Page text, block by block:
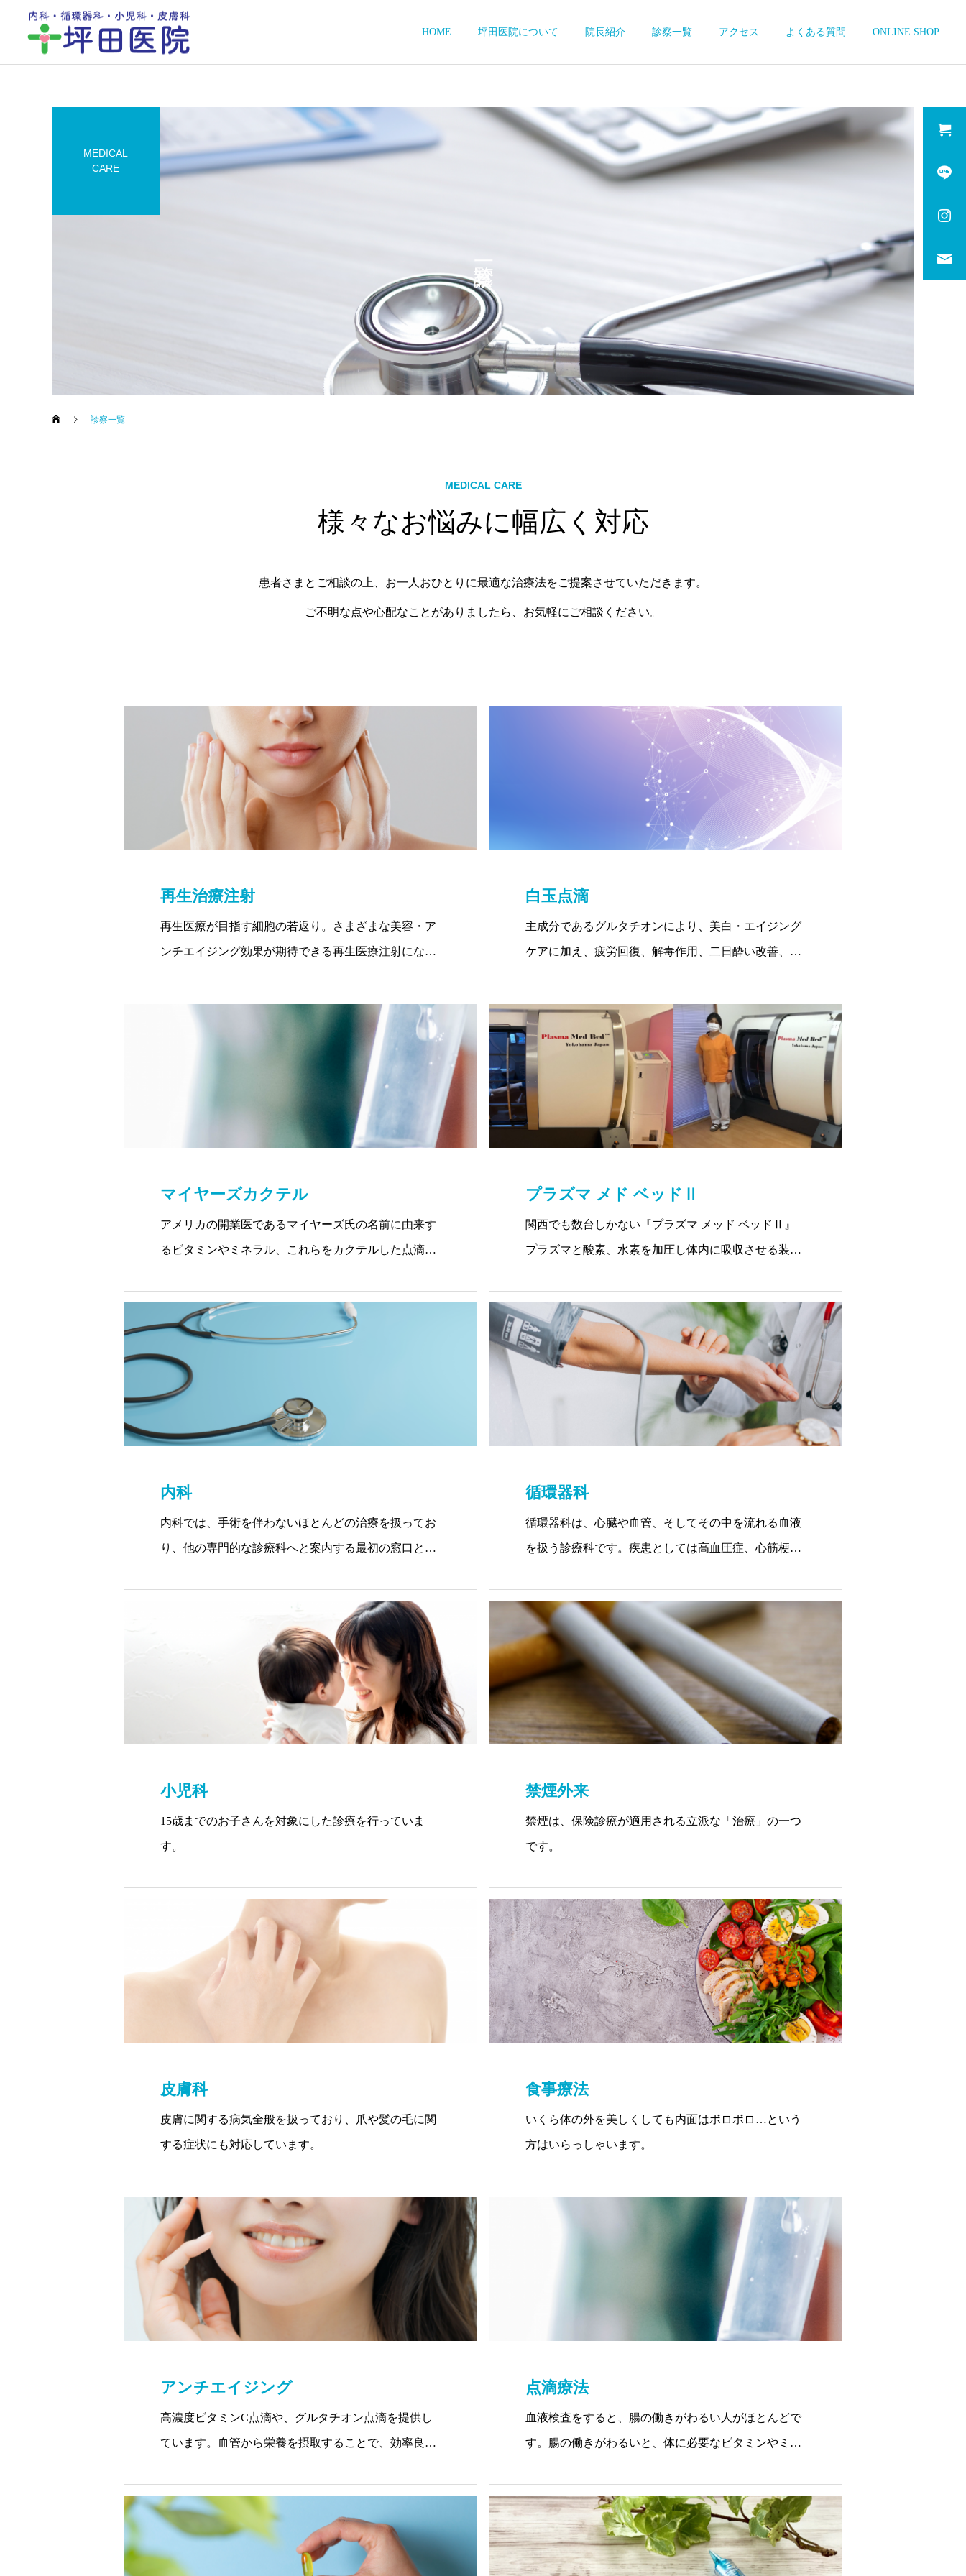
HOME 坪田医院について 院長紹介 診察一覧 アクセス よくある質問 ONLINE SHOP
MEDICAL
CARE
診察一覧
MEDICAL CARE
様々なお悩みに幅広く対応
患者さまとご相談の上、お一人おひとりに最適な治療法をご提案させていただきます。
ご不明な点や心配なことがありましたら、お気軽にご相談ください。
再生治療注射
再生医療が目指す細胞の若返り。さまざまな美容・ア
ンチエイジング効果が期待できる再生医療注射になり
白玉点滴
主成分であるグルタチオンにより、美白・エイジング
ケアに加え、疲労回復、解毒作用、⼆⽇酔い改善、肝
ノ酸からなる物質で元々筋⾁や肝臓などに分布し、強
力な抗酸化作用を⽰す成分です。
マイヤーズカクテル
アメリカの開業医であるマイヤーズ氏の名前に由来す
るビタミンやミネラル、これらをカクテルした点滴で
労、うつ病などの治療に取り組んだ医師として知られ
ています。
プラズマ メド ベッドⅡ
関西でも数台しかない『プラズマ メッド ベッドⅡ』
プラズマと酸素、水素を加圧し体内に吸収させる装置
内科
内科では、手術を伴わないほとんどの治療を扱ってお
り、他の専門的な診療科へと案内する最初の窓口とし
循環器科
循環器科は、心臓や血管、そしてその中を流れる血液
を扱う診療科です。疾患としては高血圧症、心筋梗
ほとんどが生活習慣病に分類されている、もしくは生
活習慣病と深い関わりがあります。
小児科
15歳までのお子さんを対象にした診療を行っていま
す。
禁煙外来
禁煙は、保険診療が適用される立派な「治療」の一つ
です。
皮膚科
皮膚に関する病気全般を扱っており、爪や髪の毛に関
する症状にも対応しています。
食事療法
いくら体の外を美しくしても内面はボロボロ…という
方はいらっしゃいます。
アンチエイジング
高濃度ビタミンC点滴や、グルタチオン点滴を提供し
ています。血管から栄養を摂取することで、効率良く
点滴療法
血液検査をすると、腸の働きがわるい人がほとんどで
す。腸の働きがわるいと、体に必要なビタミンやミネ
必要な成分を血管に直接入れることができます。